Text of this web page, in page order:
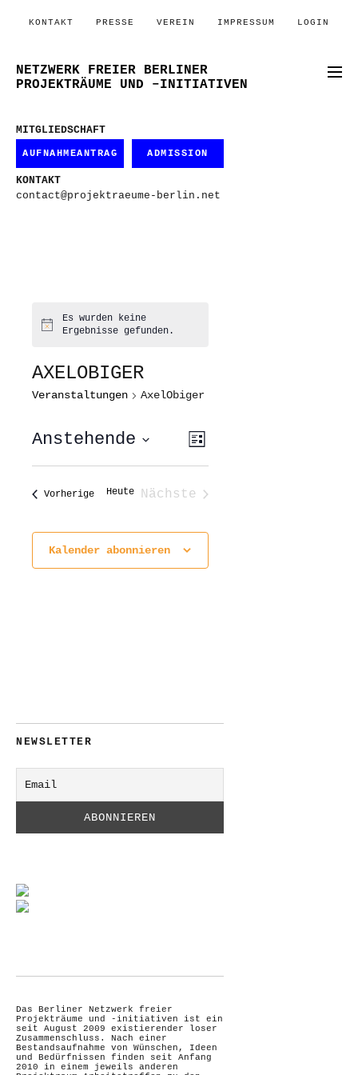
KONTAKT PRESSE VEREIN IMPRESSUM LOGIN
NETZWERK FREIER BERLINER
PROJEKTRÄUME UND –INITIATIVEN
MITGLIEDSCHAFT
AUFNAHMEANTRAG ADMISSION
KONTAKT
contact@projektraeume-berlin.net
Hinweis
Es wurden keine
Ergebnisse gefunden.
AXELOBIGER
Veranstaltungen AxelObiger
ANSICHTEN-
NAVIGATION
VERANSTALTUNG
ANSICHTEN-
Liste
Anstehende
wählen.
VorherigeVeranstaltungen
Heute
Nächste
Kalender abonnieren
NEWSLETTER
Das Berliner Netzwerk freier
Projekträume und -initiativen ist ein
seit August 2009 existierender loser
Zusammenschluss. Nach einer
Bestandsaufnahme von Wünschen, Ideen
und Bedürfnissen finden seit Anfang
2010 in einem jeweils anderen